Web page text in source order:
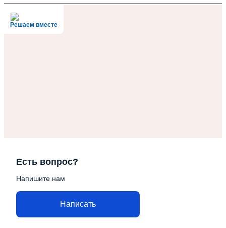
Решаем вместе
Есть вопрос?
Напишите нам
Написать